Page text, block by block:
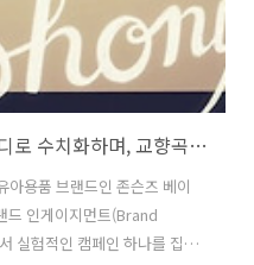
태아의 초음파검사 결과를 멜로디로 수치화하며, 교향곡으로 작곡한다 - 존슨즈 베이비(Johnson's Baby)의 환영 교향곡/웰컴 심포니(The Welcome Symphony) 바이럴 비디오 [한글자막]
용품 브랜드인 존슨즈 베이
인게이지먼트(Brand
실험적인 캠페인 하나를 집행